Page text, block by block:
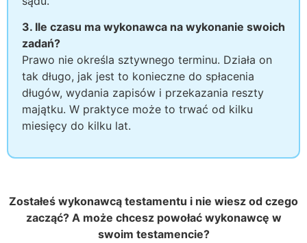
3. Ile czasu ma wykonawca na wykonanie swoich
zadań?
Prawo nie określa sztywnego terminu. Działa on
tak długo, jak jest to konieczne do spłacenia
długów, wydania zapisów i przekazania reszty
majątku. W praktyce może to trwać od kilku
miesięcy do kilku lat.
Zostałeś wykonawcą testamentu i nie wiesz od czego
zacząć? A może chcesz powołać wykonawcę w
swoim testamencie?